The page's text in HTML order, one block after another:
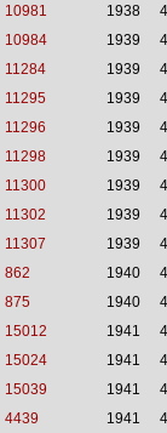
10981 1938
10984 1939
11284 1939
11295 1939
11296 1939
11298 1939
11300 1939
11302 1939
11307 1939
862 1940
875 1940
15012 1941
15024 1941
15039 1941
4439 1941